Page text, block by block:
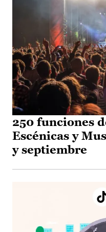
250 funciones
Escénicas y
y septiembre